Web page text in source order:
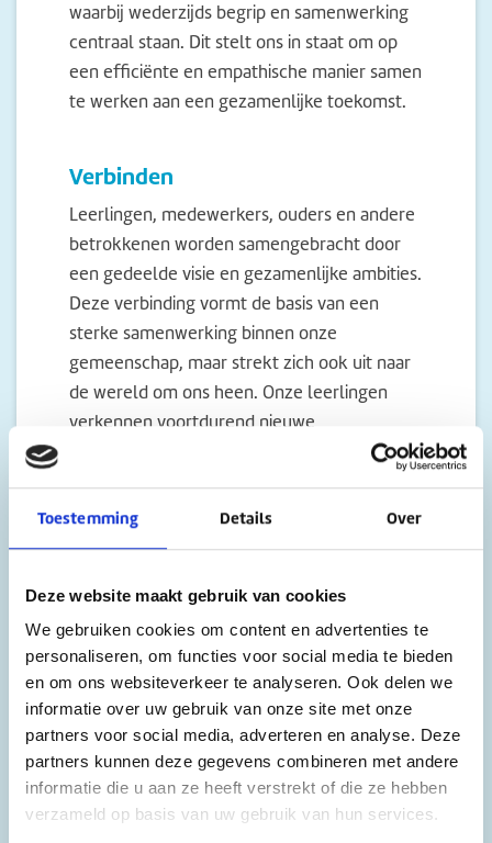
Toestemming Details Over
Deze website maakt gebruik van cookies
We gebruiken cookies om content en advertenties te
personaliseren, om functies voor social media te bieden
en om ons websiteverkeer te analyseren. Ook delen we
informatie over uw gebruik van onze site met onze
partners voor social media, adverteren en analyse. Deze
partners kunnen deze gegevens combineren met andere
informatie die u aan ze heeft verstrekt of die ze hebben
verzameld op basis van uw gebruik van hun services.
waarbij wederzijds begrip en samenwerking
centraal staan. Dit stelt ons in staat om op
een efficiënte en empathische manier samen
te werken aan een gezamenlijke toekomst.
Verbinden
Leerlingen, medewerkers, ouders en andere
betrokkenen worden samengebracht door
een gedeelde visie en gezamenlijke ambities.
Deze verbinding vormt de basis van een
sterke samenwerking binnen onze
gemeenschap, maar strekt zich ook uit naar
de wereld om ons heen. Onze leerlingen
verkennen voortdurend nieuwe
mogelijkheden en vergroten hun horizon,
betekenisvolle relatie met de samenleving
Het is een krachtige motor die nieuwe
kansen creëert en ons helpt het beste in
elkaar naar boven te halen. Door samen te
werken en kennis te delen, maken we
gebruik van gezamenlijke voordelen en
bouwen we aan een omgeving waarin
iedereen kan groeien en bloeien.